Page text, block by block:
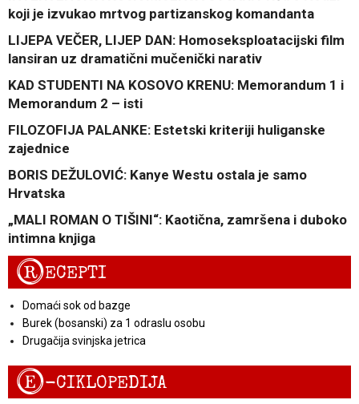
koji je izvukao mrtvog partizanskog komandanta
LIJEPA VEČER, LIJEP DAN: Homoseksploatacijski film
lansiran uz dramatični mučenički narativ
KAD STUDENTI NA KOSOVO KRENU: Memorandum 1 i
Memorandum 2 – isti
FILOZOFIJA PALANKE: Estetski kriteriji huliganske
zajednice
BORIS DEŽULOVIĆ: Kanye Westu ostala je samo
Hrvatska
„MALI ROMAN O TIŠINI“: Kaotična, zamršena i duboko
intimna knjiga
RECEPTI
Domaći sok od bazge
Burek (bosanski) za 1 odraslu osobu
Drugačija svinjska jetrica
E-CIKLOPEDIJA